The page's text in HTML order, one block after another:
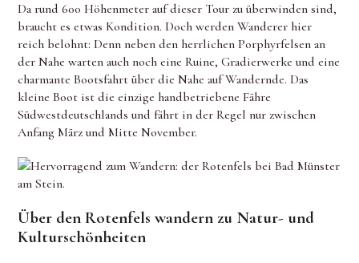
Da rund 600 Höhenmeter auf dieser Tour zu überwinden sind,
braucht es etwas Kondition. Doch werden Wanderer hier
reich belohnt: Denn neben den herrlichen Porphyrfelsen an
der Nahe warten auch noch eine Ruine, Gradierwerke und eine
charmante Bootsfahrt über die Nahe auf Wandernde. Das
kleine Boot ist die einzige handbetriebene Fähre
Südwestdeutschlands und fährt in der Regel nur zwischen
Anfang März und Mitte November.
Über den Rotenfels wandern zu Natur- und
Kulturschönheiten